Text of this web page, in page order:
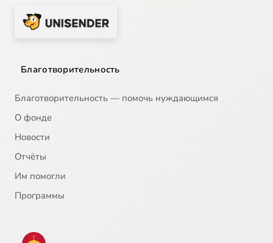
Благотворительность
Благотворительность — помочь нуждающимся
О фонде
Новости
Отчёты
Им помогли
Программы